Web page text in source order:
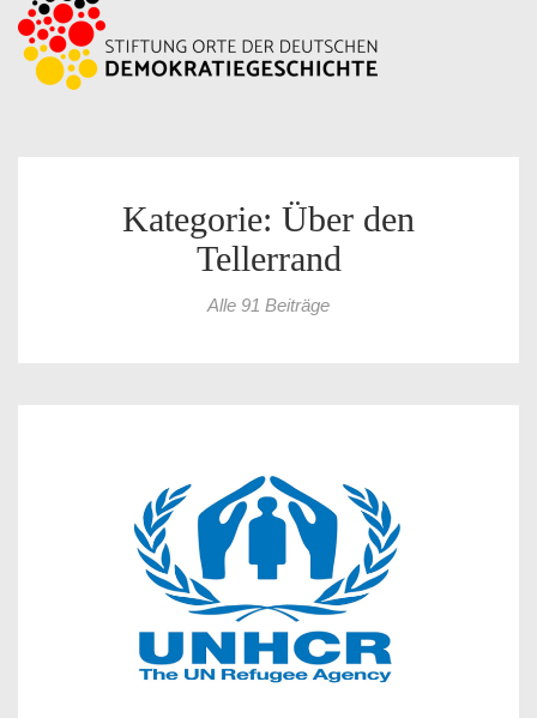
Kategorie: Über den
Tellerrand
Alle 91 Beiträge